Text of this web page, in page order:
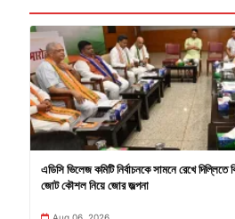
এডিসি ভিলেজ কমিটি নির্বাচনকে সামনে রেখে দিল্লিতে
জোট কৌশল নিয়ে জোর জল্পনা